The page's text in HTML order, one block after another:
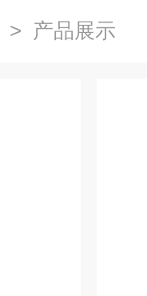
> 产品展示